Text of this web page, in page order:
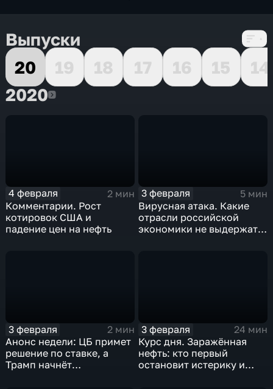
Выпуски
20
19 18 17 16 15
14
20202020
4 февраля
2 мин
Комментарии. Рост
котировок США и
падение цен на нефть
3 февраля
5 мин
Вирусная атака. Какие
отрасли российской
экономики не выдержат
3 февраля
2 мин
Анонс недели: ЦБ примет
решение по ставке, а
Трамп начнёт
3 февраля
24 мин
Курс дня. Заражённая
нефть: кто первый
остановит истерику и